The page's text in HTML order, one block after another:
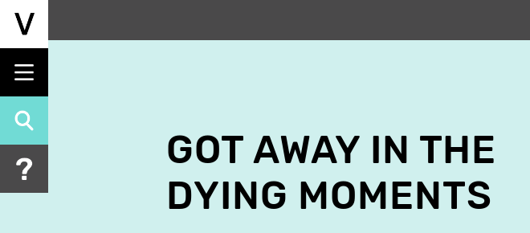
Aller
principal
GOT AWAY IN THE
DYING MOMENTS